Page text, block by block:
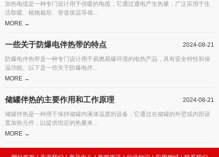
加热电缆是一种专门设计用于供暖的电缆，它通过通电产生热量，广泛应用于生
活取暖、植物栽培、管道保温等领...
MORE →
2024-08-21
一些关于防爆电伴热带的特点
防爆电伴热带是一种专门设计用于易燃易爆环境的电热产品，具有安全特性和保
温功能。以下是一些关于防爆电伴...
MORE →
2024-08-21
储罐伴热的主要作用和工作原理
储罐伴热是一种用于保持储罐内液体温度的设备，它通过在储罐的外壁或内部设
置加热元件，以提供恒定的热量来...
MORE →